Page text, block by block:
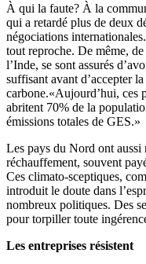
À qui la faute? À la
qui a retardé plus de deux
négociations
tout reproche. De même,
l’Inde, se sont assurés
suffisant avant d’accepter
carbone.«Aujourd’hui, ces
abritent 70% de la
émissions totales de GES.»
Les pays du Nord ont aussi
réchauffement, souvent
Ces climato-sceptiques,
introduit le doute dans
nombreux politiques. Des
pour torpiller toute
Les entreprises résistent